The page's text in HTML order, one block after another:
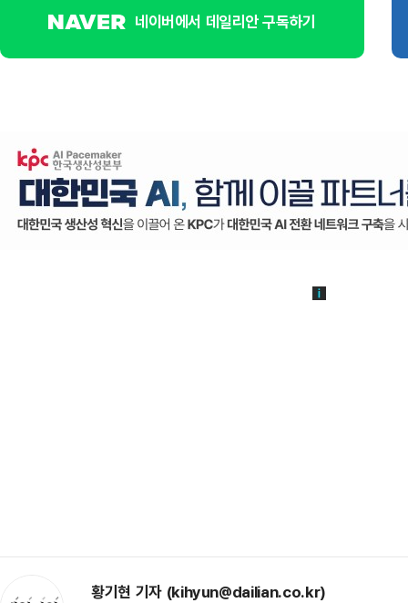
네이버에서 데일리안 구독하기
황기현 기자 (kihyun@dailian.co.kr)